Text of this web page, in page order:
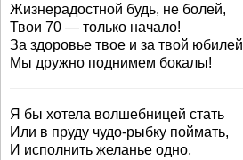
Жизнерадостной будь, не болей,
Твои 70 — только начало!
За здоровье твое и за твой юбилей
Мы дружно поднимем бокалы!
Я бы хотела волшебницей стать
Или в пруду чудо-рыбку поймать,
И исполнить желанье одно,